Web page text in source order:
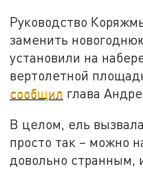
Руководство
заменить
установили на
вертолетной
сообщил глава
В целом, ель
просто так – можно
довольно странным,